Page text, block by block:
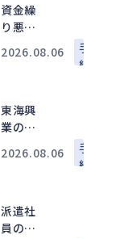
表者影
響を法
務視点
資金繰
り悪化
産無料
口と弁
護士の
2026.08.06
手
続
東海興
業の民
から学
スク管
理と再
2026.08.06
手
続
派遣社
員の労